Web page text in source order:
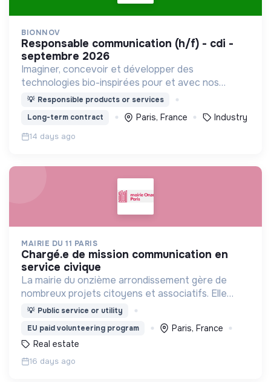
BIONNOV
responsable communication (h/f) - cdi -
septembre 2026
Imaginer, concevoir et développer des
technologies bio-inspirées pour et avec nos
clients industriels
💡 Responsible products or services
Long-term contract
Paris, France Industry
14 days ago
MAIRIE DU 11 PARIS
chargé.e de mission communication en
service civique
La mairie du onzième arrondissement gère de
nombreux projets citoyens et associatifs. Elle
gère également plusieurs équipements
💡 Public service or utility
EU paid volunteering program
Paris, France
Real estate
16 days ago